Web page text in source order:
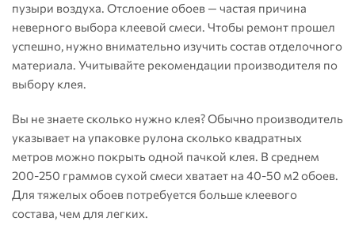
пузыри воздуха. Отслоение обоев — частая причина
неверного выбора клеевой смеси. Чтобы ремонт прошел
успешно, нужно внимательно изучить состав отделочного
материала. Учитывайте рекомендации производителя по
выбору клея.
Вы не знаете сколько нужно клея? Обычно производитель
указывает на упаковке рулона сколько квадратных
метров можно покрыть одной пачкой клея. В среднем
200-250 граммов сухой смеси хватает на 40-50 м2 обоев.
Для тяжелых обоев потребуется больше клеевого
состава, чем для легких.